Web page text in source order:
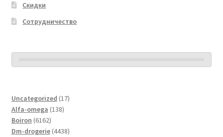
Скидки
Сотрудничество
Uncategorized 1717
Alfa-omega 138138
Boiron 61626162
товара
Dm-drogerie 44384438